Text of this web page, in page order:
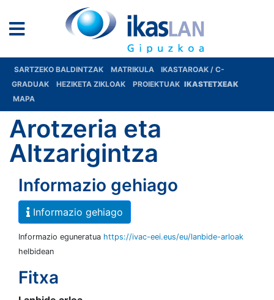
SARTZEKO BALDINTZAK MATRIKULA
IKASTAROAK / C-
GRADUAK
HEZIKETA ZIKLOAK PROIEKTUAK IKASTETXEAK
MAPA
Arotzeria eta
Altzarigintza
Informazio gehiago
Informazio gehiago
Informazio eguneratua https://ivac-eei.eus/eu/lanbide-arloak
helbidean
Fitxa